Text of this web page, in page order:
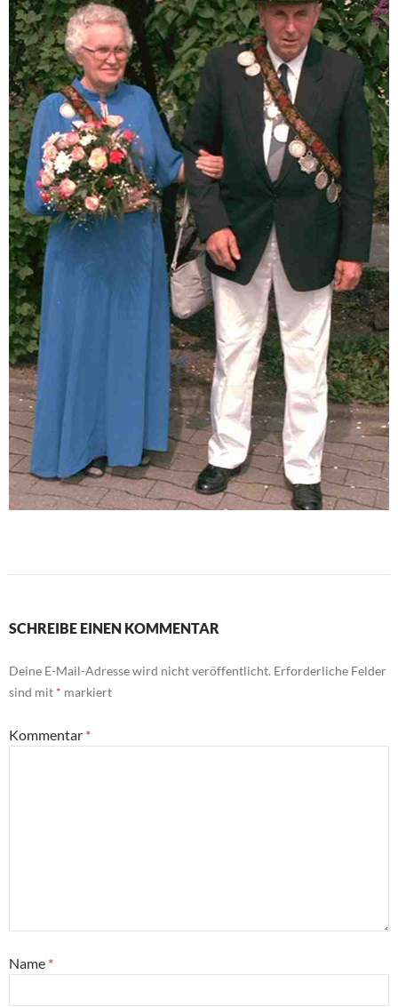
SCHREIBE EINEN KOMMENTAR
Deine E-Mail-Adresse wird nicht veröffentlicht. Erforderliche Felder
sind mit * markiert
Kommentar *
Name *